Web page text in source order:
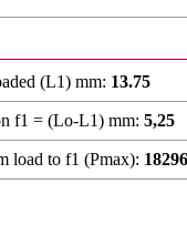
(L1) mm: 13.75
f1 = (Lo-L1) mm: 5,25
load to f1 (Pmax):